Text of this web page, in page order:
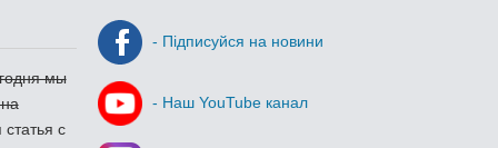
мы
с
- Підписуйся на новини
- Наш YouTube канал